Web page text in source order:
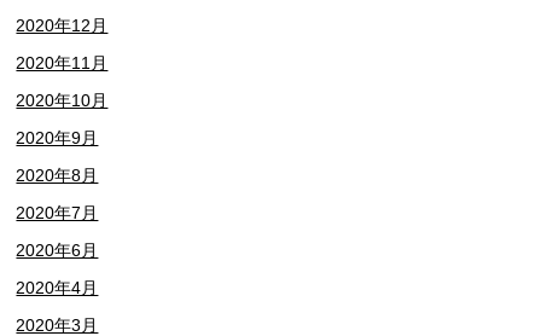
2020年12月
2020年11月
2020年10月
2020年9月
2020年8月
2020年7月
2020年6月
2020年4月
2020年3月